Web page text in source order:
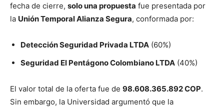
fecha de cierre, solo una propuesta fue presentada por
la Unión Temporal Alianza Segura, conformada por:
Detección Seguridad Privada LTDA (60%)
Seguridad El Pentágono Colombiano LTDA (40%)
El valor total de la oferta fue de 98.608.365.892 COP.
Sin embargo, la Universidad argumentó que la